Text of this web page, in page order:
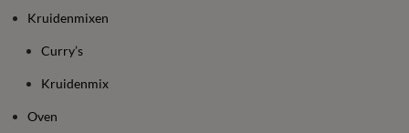
Kruidenmixen
Curry’s
Kruidenmix
Oven